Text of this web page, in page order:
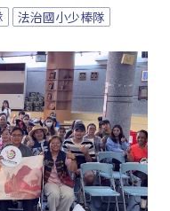
法治國小少棒隊